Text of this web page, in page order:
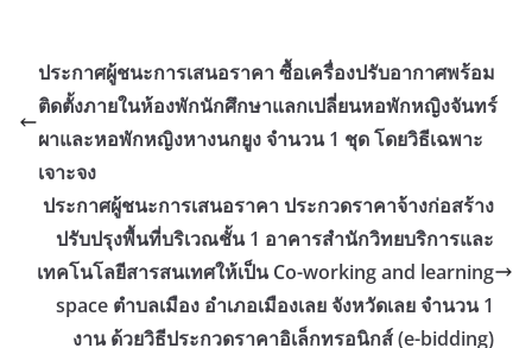
ประกาศผู้ชนะการเสนอราคา ซื้อเครื่องปรับอากาศพร้อม
ติดตั้งภายในห้องพักนักศึกษาแลกเปลี่ยนหอพักหญิงจันทร์
ผาและหอพักหญิงหางนกยูง จำนวน 1 ชุด โดยวิธีเฉพาะ
เจาะจง
ประกาศผู้ชนะการเสนอราคา ประกวดราคาจ้างก่อสร้าง
ปรับปรุงพื้นที่บริเวณชั้น 1 อาคารสำนักวิทยบริการและ
เทคโนโลยีสารสนเทศให้เป็น Co-working and learning
space ตำบลเมือง อำเภอเมืองเลย จังหวัดเลย จำนวน 1
งาน ด้วยวิธีประกวดราคาอิเล็กทรอนิกส์ (e-bidding)